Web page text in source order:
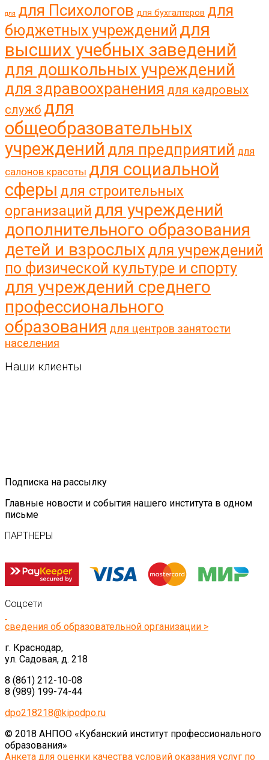
для для Психологов для бухгалтеров для
бюджетных учреждений для
высших учебных заведений
для дошкольных учреждений
для здравоохранения для кадровых
служб для
общеобразовательных
учреждений для предприятий для
салонов красоты для социальной
сферы для строительных
организаций для учреждений
дополнительного образования
детей и взрослых для учреждений
по физической культуре и спорту
для учреждений среднего
профессионального
образования для центров занятости
населения
Наши клиенты
Подписка на рассылку
Главные новости и события нашего института в одном
письме
ПАРТНЕРЫ
Соцсети
сведения об образовательной организации >
г. Краснодар,
ул. Садовая, д. 218
8 (861) 212-10-08
8 (989) 199-74-44
dpo218218@kipodpo.ru
© 2018 АНПОО «Кубанский институт профессионального
образования»
Анкета для оценки качества условий оказания услуг по